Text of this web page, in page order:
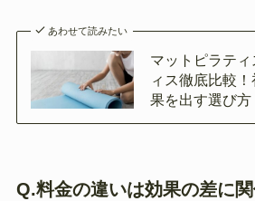
あわせて読みたい
マットピラテ
ィス徹底比較
果を出す選び方
Q.料金の違いは効果の差に